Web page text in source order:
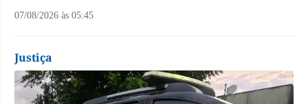
07/08/2026 às 05:45
Justiça